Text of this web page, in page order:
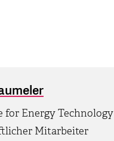
for Energy Technology
Mitarbeiter